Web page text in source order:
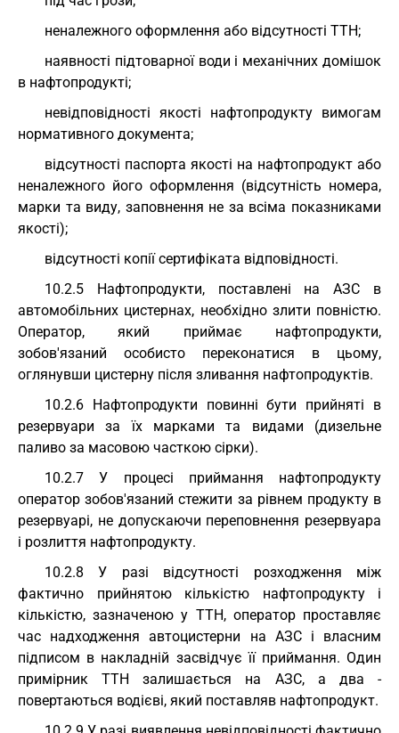
неналежного оформлення або відсутності ТТН;
наявності підтоварної води і механічних домішок
в нафтопродукті;
невідповідності якості нафтопродукту вимогам
нормативного документа;
відсутності паспорта якості на нафтопродукт або
неналежного його оформлення (відсутність номера,
марки та виду, заповнення не за всіма показниками
якості);
відсутності копії сертифіката відповідності.
10.2.5 Нафтопродукти, поставлені на АЗС в
автомобільних цистернах, необхідно злити повністю.
Оператор, який приймає нафтопродукти,
зобов'язаний особисто переконатися в цьому,
оглянувши цистерну після зливання нафтопродуктів.
10.2.6 Нафтопродукти повинні бути прийняті в
резервуари за їх марками та видами (дизельне
паливо за масовою часткою сірки).
10.2.7 У процесі приймання нафтопродукту
оператор зобов'язаний стежити за рівнем продукту в
резервуарі, не допускаючи переповнення резервуара
і розлиття нафтопродукту.
10.2.8 У разі відсутності розходження між
фактично прийнятою кількістю нафтопродукту і
кількістю, зазначеною у ТТН, оператор проставляє
час надходження автоцистерни на АЗС і власним
підписом в накладній засвідчує її приймання. Один
примірник ТТН залишається на АЗС, а два -
повертаються водієві, який поставляв нафтопродукт.